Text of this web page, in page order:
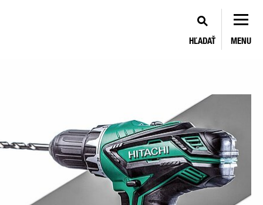
HĽADAŤ MENU